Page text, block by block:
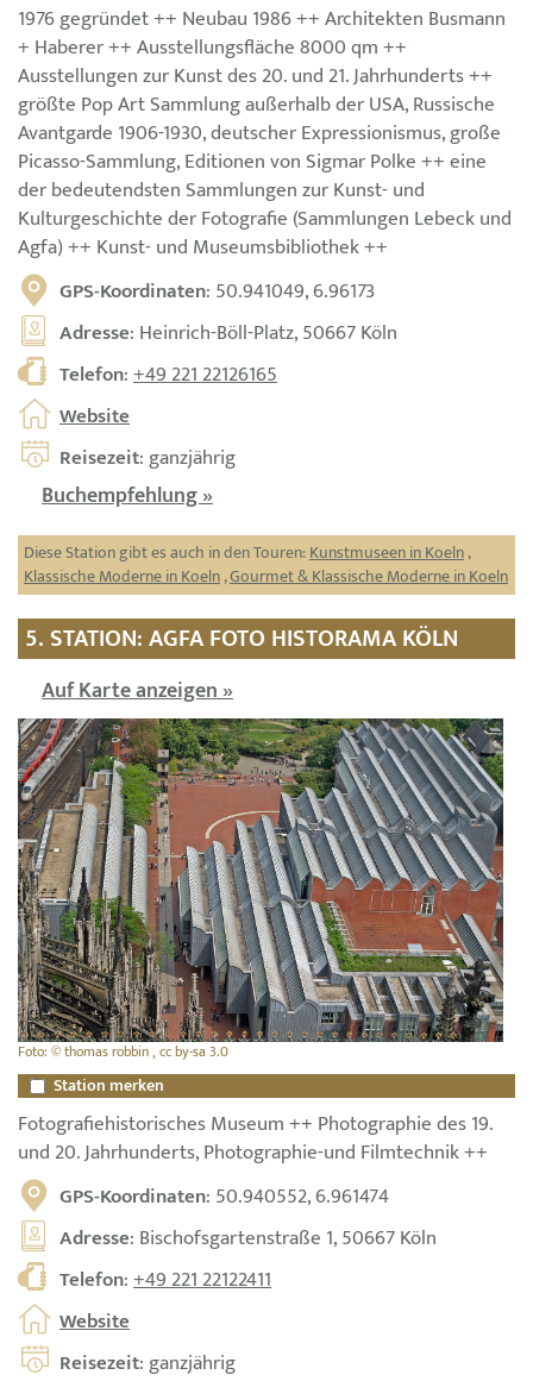
1976 gegründet ++ Neubau 1986 ++ Architekten Busmann
+ Haberer ++ Ausstellungsfläche 8000 qm ++
Ausstellungen zur Kunst des 20. und 21. Jahrhunderts ++
größte Pop Art Sammlung außerhalb der USA, Russische
Avantgarde 1906-1930, deutscher Expressionismus, große
Picasso-Sammlung, Editionen von Sigmar Polke ++ eine
der bedeutendsten Sammlungen zur Kunst- und
Kulturgeschichte der Fotografie (Sammlungen Lebeck und
Agfa) ++ Kunst- und Museumsbibliothek ++
GPS-Koordinaten: 50.941049, 6.96173
Adresse: Heinrich-Böll-Platz, 50667 Köln
Telefon:+49 221 22126165
Website
Reisezeit: ganzjährig
Buchempfehlung »
Diese Station gibt es auch in den Touren:Kunstmuseen in Koeln,
Klassische Moderne in Koeln,Gourmet & Klassische Moderne in Koeln
5. STATION: AGFA FOTO HISTORAMA KÖLN
Auf Karte anzeigen »
Foto: © thomas robbin , cc by-sa 3.0
Station merken
Fotografiehistorisches Museum ++ Photographie des 19.
und 20. Jahrhunderts, Photographie-und Filmtechnik ++
GPS-Koordinaten: 50.940552, 6.961474
Adresse: Bischofsgartenstraße 1, 50667 Köln
Telefon:+49 221 22122411
Website
Reisezeit: ganzjährig